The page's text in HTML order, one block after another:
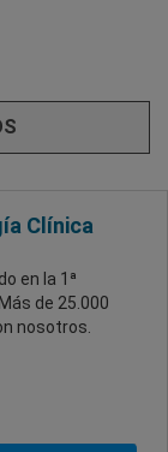
Clínica
en la 1ª
de 25.000
nosotros.